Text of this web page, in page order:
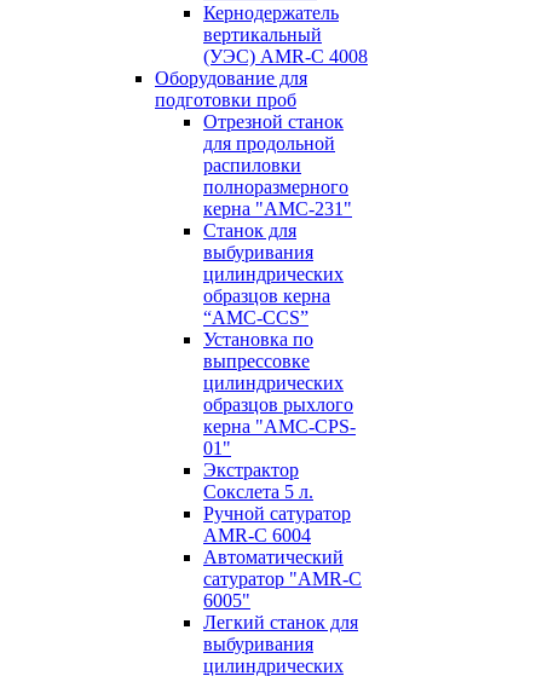
Кернодержатель
вертикальный
(УЭС) AMR-C 4008
Оборудование для
подготовки проб
Отрезной станок
для продольной
распиловки
полноразмерного
керна "AMC-231"
Станок для
выбуривания
цилиндрических
образцов керна
“AMC-CCS”
Установка по
выпресcовке
цилиндрических
образцов рыхлого
керна "AMC-CPS-
01"
Экстрактор
Сокслета 5 л.
Ручной сатуратор
AMR-C 6004
Автоматический
сатуратор "AMR-C
6005"
Легкий станок для
выбуривания
цилиндрических